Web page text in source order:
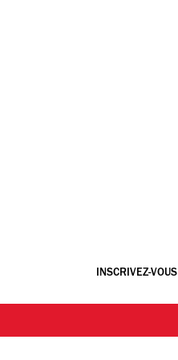
INSCRIVEZ-VOUS